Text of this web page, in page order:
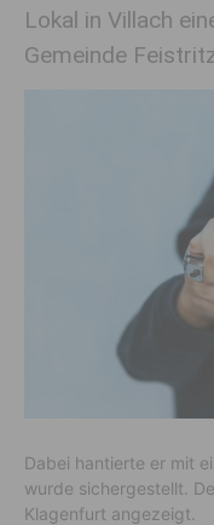
Lokal in Villach
Gemeinde
Dabei hantierte er mit
wurde sichergestellt.
Klagenfurt angezeigt.